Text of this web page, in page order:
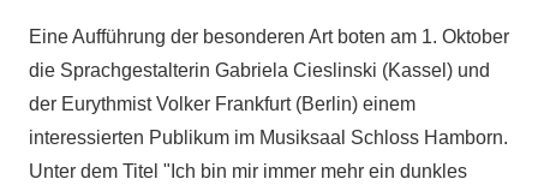
Eine Aufführung der besonderen Art boten am 1. Oktober
die Sprachgestalterin Gabriela Cieslinski (Kassel) und
der Eurythmist Volker Frankfurt (Berlin) einem
interessierten Publikum im Musiksaal Schloss Hamborn.
Unter dem Titel "Ich bin mir immer mehr ein dunkles